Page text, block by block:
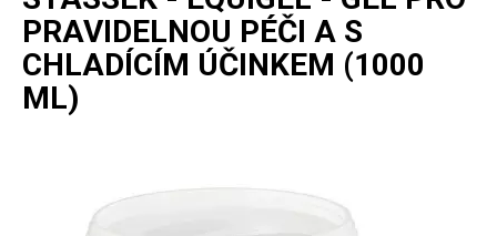
PRAVIDELNOU PÉČI A S
CHLADÍCÍM ÚČINKEM (1000
ML)